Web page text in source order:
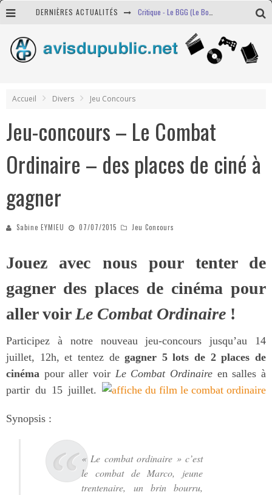
DERNIÈRES ACTUALITÉS
Critique - Harry Potter et l'Enfant Maudit
Accueil
Divers Jeu Concours
Jeu-concours – Le Combat
Ordinaire – des places de ciné à
gagner
Sabine EYMIEU 07/07/2015 Jeu Concours
Jouez avec nous pour tenter de
gagner des places de cinéma pour
aller voir Le Combat Ordinaire !
Participez à notre nouveau jeu-concours jusqu’au 14
juillet, 12h, et tentez degagner 5 lots de 2 places de
cinéma pour aller voir Le Combat Ordinaire en salles à
partir du 15 juillet.
Synopsis :
« Le combat ordinaire » c’est
le combat de Marco, jeune
trentenaire, un brin bourru,